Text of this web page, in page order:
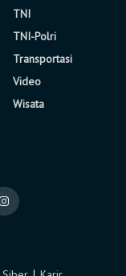
TNI
TNI-Polri
Transportasi
Video
Wisata